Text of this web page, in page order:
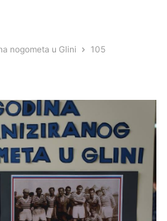
nogometa u Glini 105